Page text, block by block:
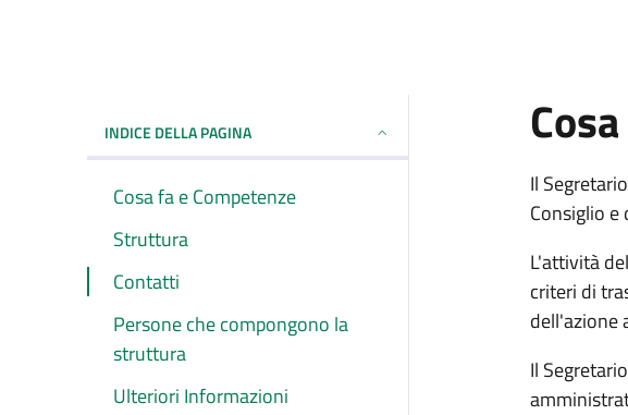
INDICE DELLA PAGINA
Cosa fa e Competenze
Struttura
Contatti
Persone che compongono la
struttura
Ulteriori Informazioni
Il
Consiglio e
L'attività
criteri di
dell'azione
Il